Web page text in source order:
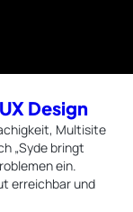
Design
Multisite
„Syde bringt
ein.
erreichbar und